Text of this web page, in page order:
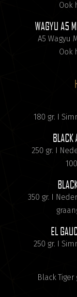
Ook
WAGYU A5
A5 Wagyu
Ook
180 gr. I
BLACK
250 gr. I
350 gr. I
EL
250 gr. I
Black